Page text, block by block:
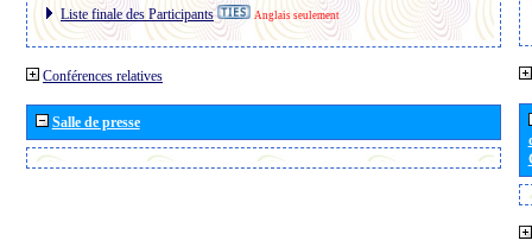
Liste finale des Participants Anglais seulement
Conférences relatives
Salle de presse